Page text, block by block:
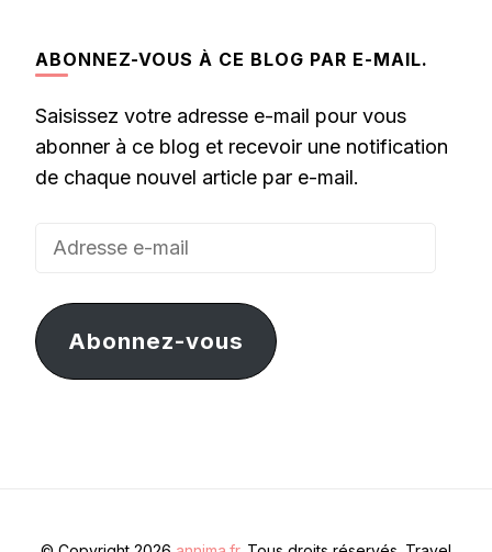
ABONNEZ-VOUS À CE BLOG PAR E-MAIL.
Saisissez votre adresse e-mail pour vous
abonner à ce blog et recevoir une notification
de chaque nouvel article par e-mail.
Adresse
mail
Abonnez-vous